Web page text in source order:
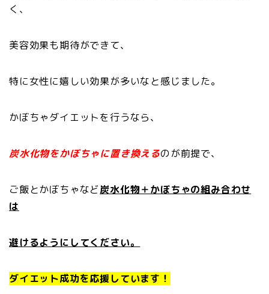
く、
美容効果も期待ができて、
特に女性に嬉しい効果が多いなと感じました。
かぼちゃダイエットを行うなら、
炭水化物をかぼちゃに置き換えるのが前提で、
ご飯とかぼちゃなど炭水化物＋かぼちゃの組み合わせ
は
避けるようにしてください。
ダイエット成功を応援しています！